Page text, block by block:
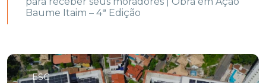
Baume Itaim – 4ª Edição
ESG